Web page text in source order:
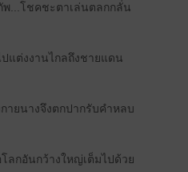
...โชคชะตาเล่นตลกกลั่น
แต่งงานไกลถึงชายแดน
ายนางจึงตกปากรับคำหลบ
โลกอันกว้างใหญ่เต็มไปด้วย